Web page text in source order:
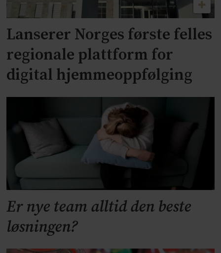
Lanserer Norges første felles
regionale plattform for
digital hjemmeoppfølging
Er nye team alltid den beste
løsningen?